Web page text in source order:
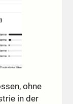
ohne
in der